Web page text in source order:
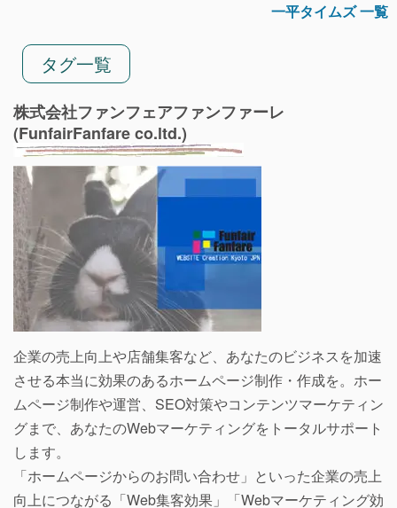
一平タイムズ 一覧
タグ一覧
株式会社ファンフェアファンファーレ
(FunfairFanfare co.ltd.)
企業の売上向上や店舗集客など、あなたのビジネスを加速
させる本当に効果のあるホームページ制作・作成を。ホー
ムページ制作や運営、SEO対策やコンテンツマーケティン
グまで、あなたのWebマーケティングをトータルサポート
します。
「ホームページからのお問い合わせ」といった企業の売上
向上につながる「Web集客効果」「Webマーケティング効